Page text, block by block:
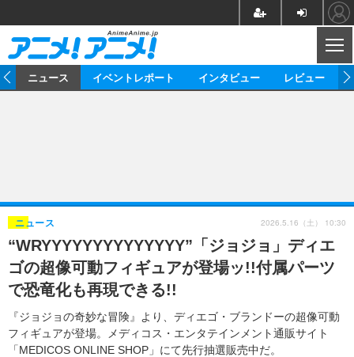
ゲーム グッズ
イベント 海外
海外イベント ビジネス
俳優・タレント アーティスト
ビジネス
アニメ 実写
書評 イベント
ゲーム 座談会
動画
アニメ
アニメ！アニメ！TV ABEMA Cafe
連載・コラム
ニュース イベントレポート インタビュー レビュー
“WRYYYYYYYYYYYYYY”「ジョジョ」ディエ
ゴの超像可動フィギュアが登場ッ!!付属パーツ
で恐竜化も再現できる!!
『ジョジョの奇妙な冒険』より、ディエゴ・ブランドーの超像可動
フィギュアが登場。メディコス・エンタテインメント通販サイト
「MEDICOS ONLINE SHOP」にて先行抽選販売中だ。
ニュース 2026.5.16（土） 10:30